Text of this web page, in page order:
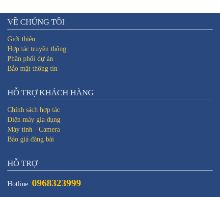
VỀ CHÚNG TÔI
Giới thiệu
Hợp tác truyền thông
Phân phối dự án
Bảo mật thông tin
HỖ TRỢ KHÁCH HÀNG
Chính sách hợp tác
Điện máy gia dụng
Máy tính - Camera
Báo giá đăng bài
HỖ TRỢ
Hotline: 0968323999